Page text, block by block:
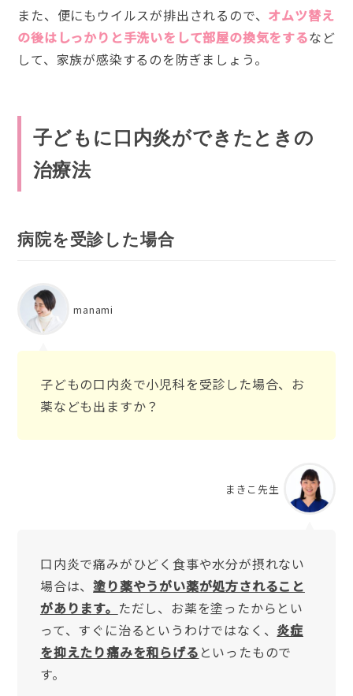
また、便にもウイルスが排出されるので、 オムツ替え
の後はしっかりと手洗いをして部屋の換気をするなど
して、家族が感染するのを防ぎましょう。
子どもに口内炎ができたときの
治療法
病院を受診した場合
manami
子どもの口内炎で小児科を受診した場合、お
薬なども出ますか？
まきこ先生
口内炎で痛みがひどく食事や水分が摂れない
場合は、塗り薬やうがい薬が処方されること
があります。 ただし、お薬を塗ったからとい
って、すぐに治るというわけではなく、炎症
を抑えたり痛みを和らげる といったもので
す。